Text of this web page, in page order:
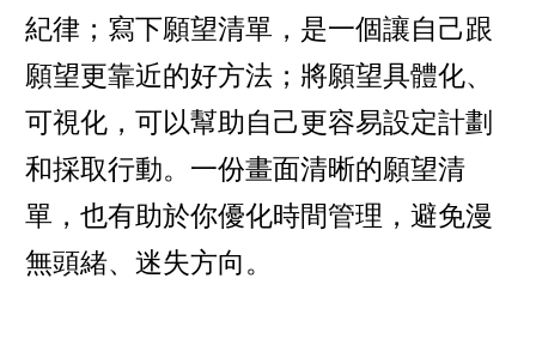
紀律；寫下願望清單，是一個讓自己跟
願望更靠近的好方法；將願望具體化、
可視化，可以幫助自己更容易設定計劃
和採取行動。一份畫面清晰的願望清
單，也有助於你優化時間管理，避免漫
無頭緒、迷失方向。